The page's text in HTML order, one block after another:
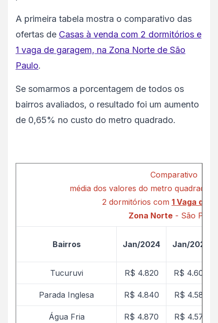
A primeira tabela mostra o comparativo das
ofertas de Casas à venda com 2 dormitórios e
1 vaga de garagem, na Zona Norte de São
Paulo.
Se somarmos a porcentagem de todos os
bairros avaliados, o resultado foi um aumento
de 0,65% no custo do metro quadrado.
Comparativo
média dos valores do metro quadrado
2 dormitórios com 1 Vaga de
Zona Norte- São
Bairros Jan/2024 Jan/2025
Tucuruvi R$ 4.820 R$ 4.606
Parada Inglesa R$ 4.840 R$ 4.582
Água Fria R$ 4.870 R$ 4.575